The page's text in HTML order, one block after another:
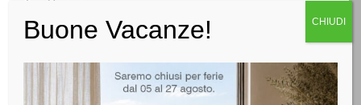
Tag: Oggioni
RICHIEDI INFO
Buone Vacanze! CHIUDI